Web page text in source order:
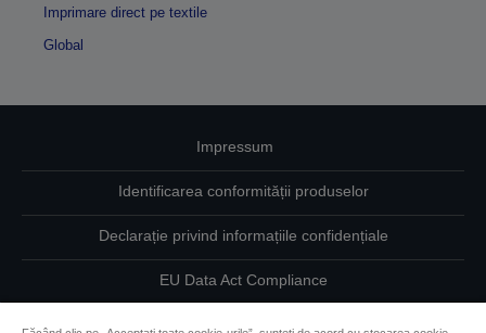
Imprimare direct pe textile
Global
Impressum
Identificarea conformității produselor
Declarație privind informațiile confidențiale
EU Data Act Compliance